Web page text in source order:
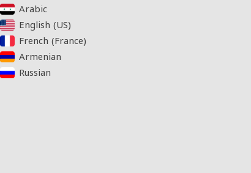
Arabic‎
English (US)‎
French (France)‎
Armenian‎
Russian‎